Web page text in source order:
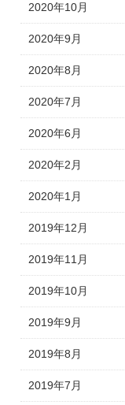
2020年10月
2020年9月
2020年8月
2020年7月
2020年6月
2020年2月
2020年1月
2019年12月
2019年11月
2019年10月
2019年9月
2019年8月
2019年7月